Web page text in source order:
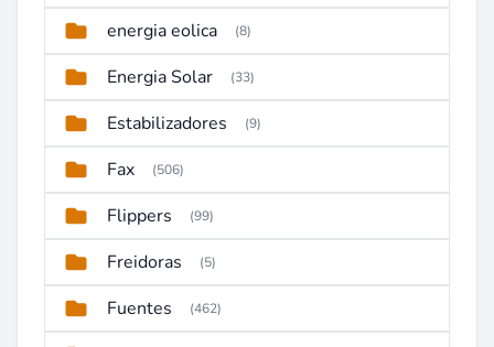
energia eolica (8)
Energia Solar (33)
Estabilizadores (9)
Fax (506)
Flippers (99)
Freidoras (5)
Fuentes (462)